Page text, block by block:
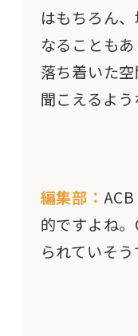
はもちろん
なることも
落ち着いた
聞こえるよう
編集部：
的ですよね
られていそう